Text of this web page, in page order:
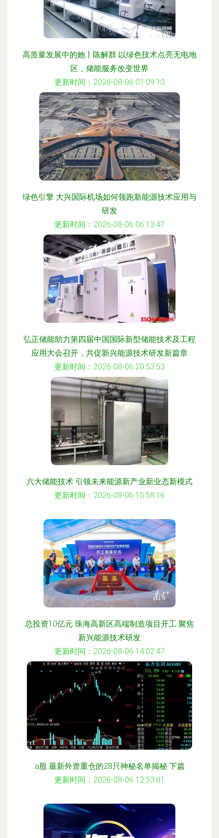
高质量发展中的她丨陈解群 以绿色技术点亮无电地
区，储能服务改变世界
更新时间：2026-08-06 01:09:10
绿色引擎 大兴国际机场如何领跑新能源技术应用与
研发
更新时间：2026-08-06 06:13:47
弘正储能助力第四届中国国际新型储能技术及工程
应用大会召开，共促新兴能源技术研发新篇章
更新时间：2026-08-06 20:53:53
六大储能技术 引领未来能源新产业新业态新模式
更新时间：2026-08-06 15:58:16
总投资10亿元 珠海高新区高端制造项目开工 聚焦
新兴能源技术研发
更新时间：2026-08-06 14:02:47
a股 最新外资重仓的28只神秘名单揭秘 下篇
更新时间：2026-08-06 12:53:01